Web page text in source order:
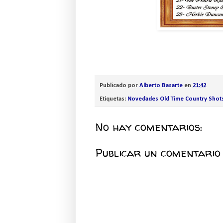
Publicado por Alberto Basarte en 21:42
Etiquetas: Novedades Old Time Country
No hay comentarios:
Publicar un comentario